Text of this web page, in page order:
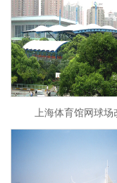
上海体育馆网球